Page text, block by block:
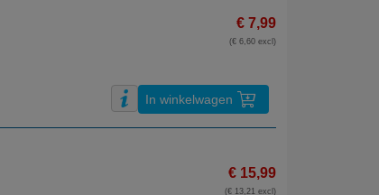
€ 7,99
(€ 6,60 excl)
In winkelwagen
€ 15,99
(€ 13,21 excl)